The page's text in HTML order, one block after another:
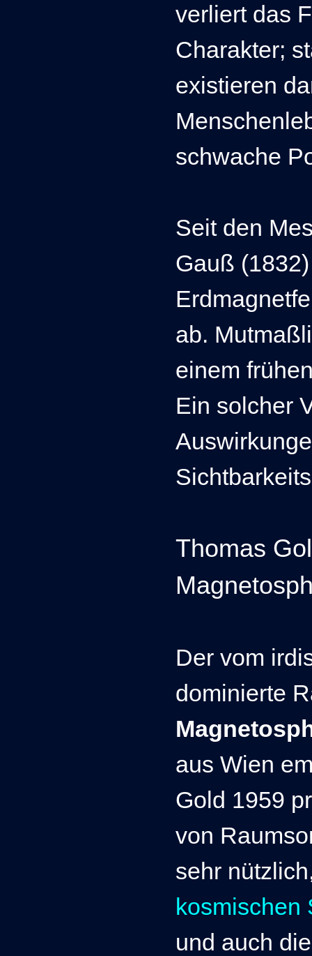
verliert das
Charakter;
existieren
schwache
Seit den
Gauß
ab.
einem
Ein solcher
Thomas
Der vom
dominierte
aus Wien
Gold 1959
von
sehr
kosmischen
und auch